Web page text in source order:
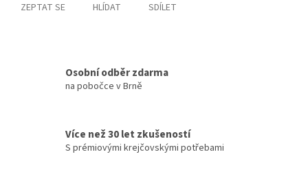
ZEPTAT SE HLÍDAT SDÍLET
Osobní odběr zdarma
na pobočce v Brně
Více než 30 let zkušeností
S prémiovými krejčovskými potřebami